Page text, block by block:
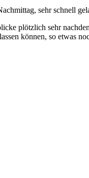
sehr schnell
plötzlich sehr
können, so etwas